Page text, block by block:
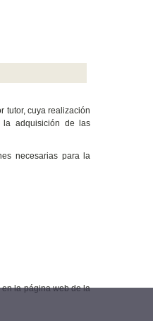
tutor, cuya realización
la adquisición de las
necesarias para la
la página web de la